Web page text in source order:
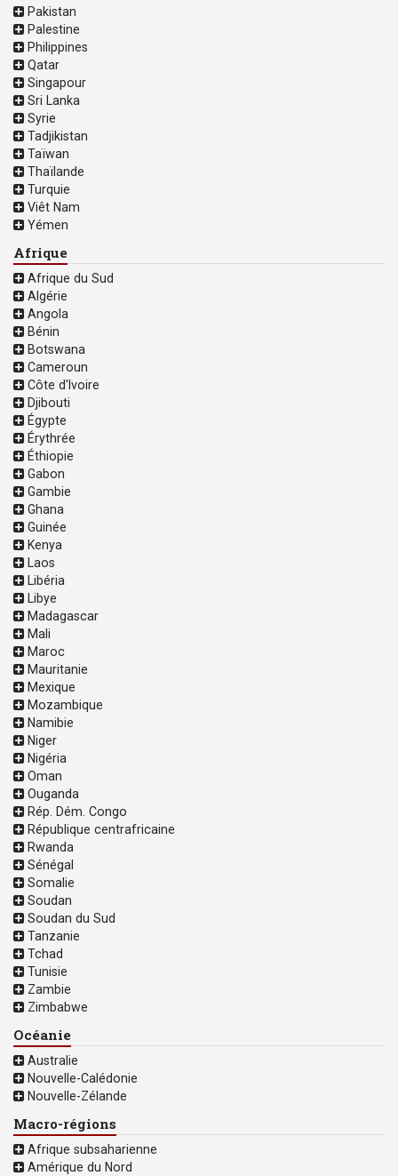
Pakistan
Palestine
Philippines
Qatar
Singapour
Sri Lanka
Syrie
Tadjikistan
Taïwan
Thaïlande
Turquie
Viêt Nam
Yémen
Afrique
Afrique du Sud
Algérie
Angola
Bénin
Botswana
Cameroun
Côte d'Ivoire
Djibouti
Égypte
Érythrée
Éthiopie
Gabon
Gambie
Ghana
Guinée
Kenya
Laos
Libéria
Libye
Madagascar
Mali
Maroc
Mauritanie
Mexique
Mozambique
Namibie
Niger
Nigéria
Oman
Ouganda
Rép. Dém. Congo
République centrafricaine
Rwanda
Sénégal
Somalie
Soudan
Soudan du Sud
Tanzanie
Tchad
Tunisie
Zambie
Zimbabwe
Océanie
Australie
Nouvelle-Calédonie
Nouvelle-Zélande
Macro-régions
Afrique subsaharienne
Amérique du Nord